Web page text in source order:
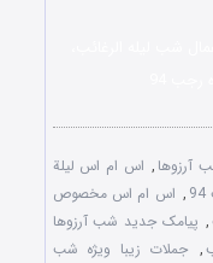
آرزوها , اس ام اس لیلة
, اس ام اس مخصوص
, پیامک جدید شب آرزوها
, جملات زیبا ویژه شب